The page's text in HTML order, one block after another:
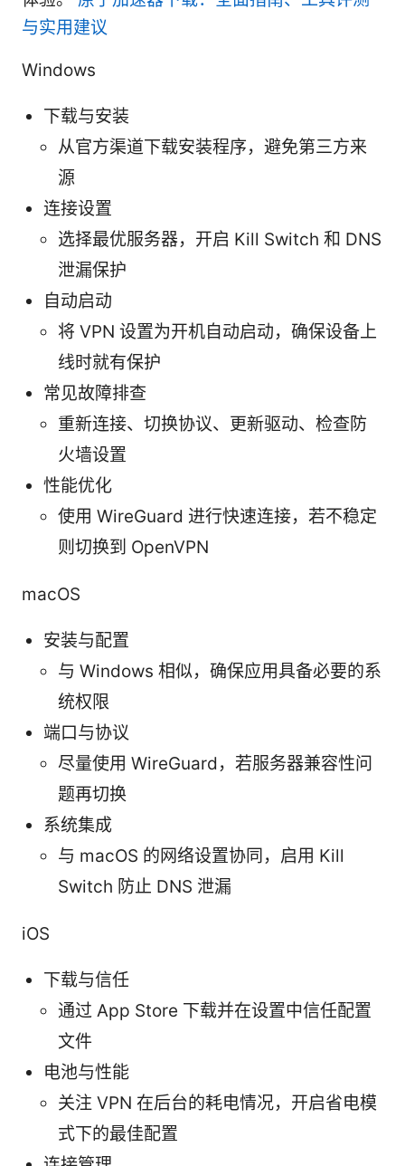
与实用建议
Windows
下载与安装
从官方渠道下载安装程序，避免第三方来
源
连接设置
选择最优服务器，开启 Kill Switch 和 DNS
泄漏保护
自动启动
将 VPN 设置为开机自动启动，确保设备上
线时就有保护
常见故障排查
重新连接、切换协议、更新驱动、检查防
火墙设置
性能优化
使用 WireGuard 进行快速连接，若不稳定
则切换到 OpenVPN
macOS
安装与配置
与 Windows 相似，确保应用具备必要的系
统权限
端口与协议
尽量使用 WireGuard，若服务器兼容性问
题再切换
系统集成
与 macOS 的网络设置协同，启用 Kill
Switch 防止 DNS 泄漏
iOS
下载与信任
通过 App Store 下载并在设置中信任配置
文件
电池与性能
关注 VPN 在后台的耗电情况，开启省电模
式下的最佳配置